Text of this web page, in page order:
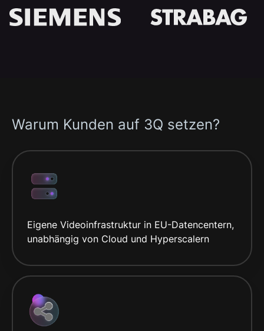
Warum Kunden auf 3Q setzen?
Eigene Videoinfrastruktur in EU-Datencentern,
unabhängig von Cloud und Hyperscalern